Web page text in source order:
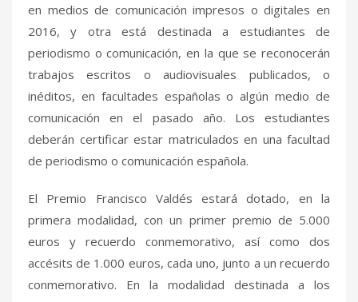
en medios de comunicación impresos o digitales en
2016, y otra está destinada a estudiantes de
periodismo o comunicación, en la que se reconocerán
trabajos escritos o audiovisuales publicados, o
inéditos, en facultades españolas o algún medio de
comunicación en el pasado año. Los estudiantes
deberán certificar estar matriculados en una facultad
de periodismo o comunicación española.
El Premio Francisco Valdés estará dotado, en la
primera modalidad, con un primer premio de 5.000
euros y recuerdo conmemorativo, así como dos
accésits de 1.000 euros, cada uno, junto a un recuerdo
conmemorativo. En la modalidad destinada a los